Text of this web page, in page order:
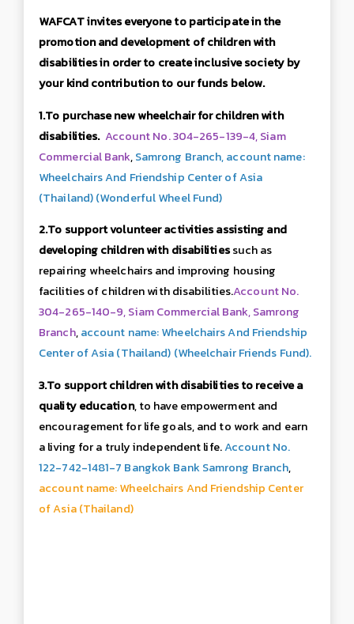
WAFCAT invites everyone to participate in the
promotion and development of children with
disabilities in order to create inclusive society by
your kind contribution to our funds below.
1.To purchase new wheelchair for children with
disabilities. Account No. 304-265-139-4, Siam
Commercial Bank,Samrong Branch, account name:
Wheelchairs And Friendship Center of Asia
(Thailand) (Wonderful Wheel Fund)
2.To support volunteer activities assisting and
developing children with disabilitiessuch as
repairing wheelchairs and improving housing
facilities of children with disabilities.Account No.
304-265-140-9, Siam Commercial Bank, Samrong
Branch,account name: Wheelchairs And Friendship
Center of Asia (Thailand) (Wheelchair Friends Fund).
3.To support children with disabilities to receive a
quality education, to have empowerment and
encouragement for life goals, and to work and earn
a living for a truly independent life.Account No.
122-742-1481-7 Bangkok Bank Samrong Branch,
account name: Wheelchairs And Friendship Center
of Asia (Thailand)